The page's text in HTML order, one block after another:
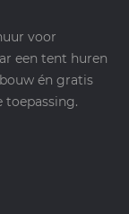
voor
een tent huren
én gratis
toepassing.